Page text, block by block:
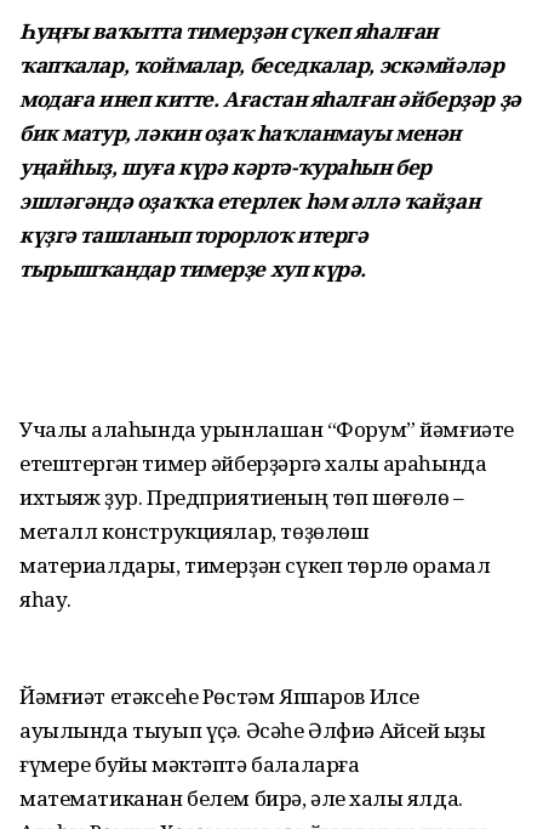
Һуңғы ваҡытта тимерҙән сүкеп яһалған
ҡапҡалар, ҡоймалар, беседкалар, эскәмйәләр
модаға инеп китте. Ағастан яһалған әйберҙәр ҙә
бик матур, ләкин оҙаҡ һаҡланмауы менән
уңайһыҙ, шуға күрә кәртә-ҡураһын бер
эшләгәндә оҙаҡҡа етерлек һәм әллә ҡайҙан
күҙгә ташланып торорлоҡ итергә
тырышҡандар тимерҙе хуп күрә.
Учалы ҡалаһында урынлашҡан “Форум” йәмғиәте
етештергән тимер әйберҙәргә халыҡ араһында
ихтыяж ҙур. Предприятиеның төп шөғөлө –
металл конструкциялар, төҙөлөш
материалдары, тимерҙән сүкеп төрлө ҡорамал
яһау.
Йәмғиәт етәксеһе Рөстәм Яппаров Илсе
ауылында тыуып үҫә. Әсәһе Әлфиә Айсей ҡыҙы
ғүмере буйы мәктәптә балаларға
математиканан белем бирә, әле хаҡлы ялда.